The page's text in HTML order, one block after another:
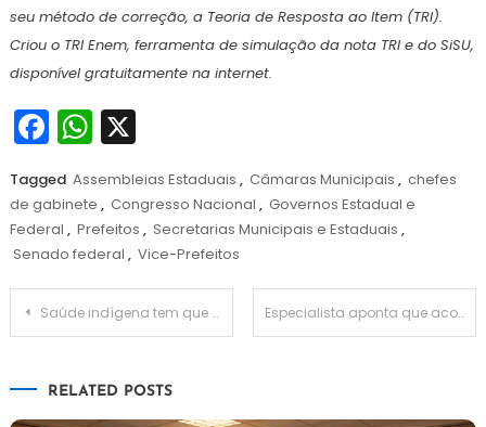
seu método de correção, a Teoria de Resposta ao Item (TRI).
Criou o TRI Enem, ferramenta de simulação da nota TRI e do SiSU,
disponível gratuitamente na internet.
Facebook
WhatsApp
X
Tagged Assembleias Estaduais , Câmaras Municipais , chefes
de gabinete , Congresso Nacional , Governos Estadual e
Federal , Prefeitos , Secretarias Municipais e Estaduais ,
Senado federal , Vice-Prefeitos
Navegação
Saúde indígena tem que ser encarada como prioridade, diz secretário Especialista aponta que acordos entre Brasil e China geram preocupação nos EUA
RELATED POSTS